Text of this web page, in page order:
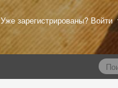
Уже зарегистрированы? Войти